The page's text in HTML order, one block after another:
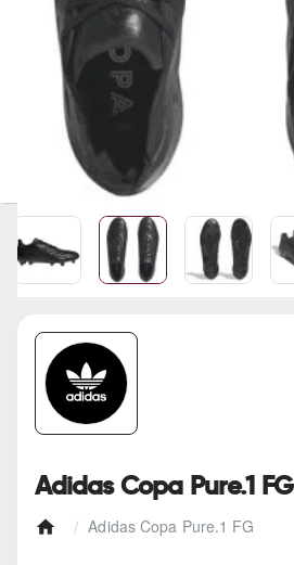
Adidas Copa Pure.1 FG
Adidas Copa Pure.1 FG